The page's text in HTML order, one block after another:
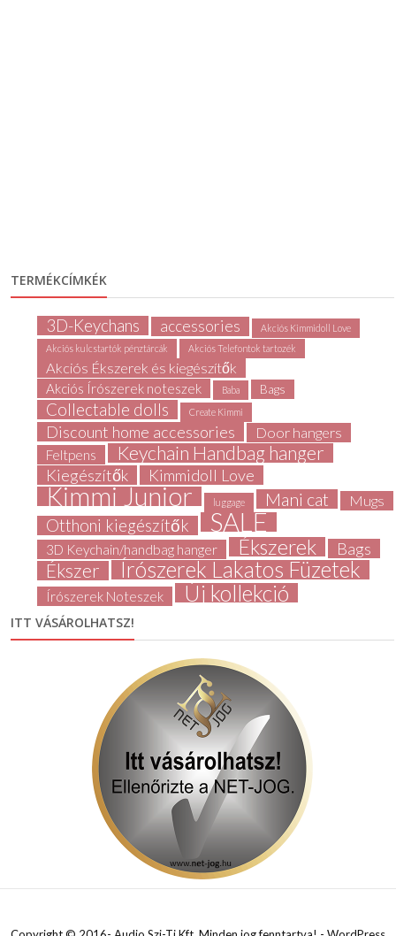
TERMÉKCÍMKÉK
3D-Keychans accessories
Akciós Kimmidoll Love
Akciós kulcstartók pénztárcák
Akciós Telefontok tartozék
Akciós Ékszerek és kiegészítők
Akciós Írószerek noteszek Baba Bags
Collectable dolls Create Kimmi
Discount home accessories Door hangers
Feltpens Keychain Handbag hanger
Kiegészítők Kimmidoll Love
Kimmi Junior luggage Mani cat Mugs
Otthoni kiegészítők SALE
3D Keychain/handbag hanger Ékszerek Bags
Ékszer Írószerek Lakatos Füzetek
Írószerek Noteszek Új kollekció
ITT VÁSÁROLHATSZ!